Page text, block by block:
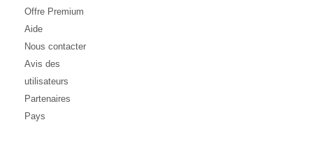
Offre Premium
Aide
Nous contacter
Avis des
utilisateurs
Partenaires
Pays